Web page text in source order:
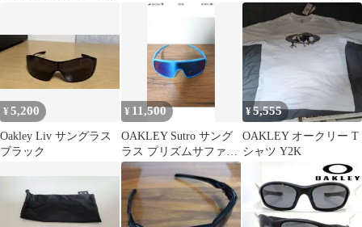
ー
¥5,200
Oakley Liv サングラス
ブラック
¥ 11,500
OAKLEY Sutro サング
ラス プリズムサファイ
ア オークリー スートロ
¥5,555
OAKLEY オークリー T
シャツ Y2K